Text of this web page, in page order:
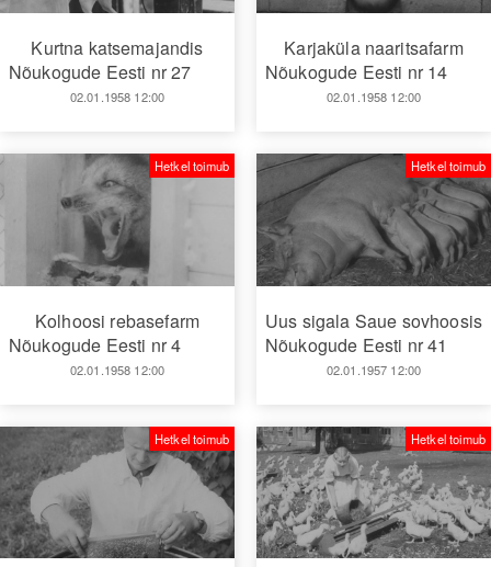
Kurtna katsemajandis
Nõukogude Eesti nr 27
02.01.1958 12:00
Karjaküla naaritsafarm
Nõukogude Eesti nr 14
02.01.1958 12:00
Kolhoosi rebasefarm
Nõukogude Eesti nr 4
02.01.1958 12:00
Hetkel toimub
Uus sigala Saue sovhoosis
Nõukogude Eesti nr 41
02.01.1957 12:00
Hetkel toimub
Hetkel toimub Hetkel toimub